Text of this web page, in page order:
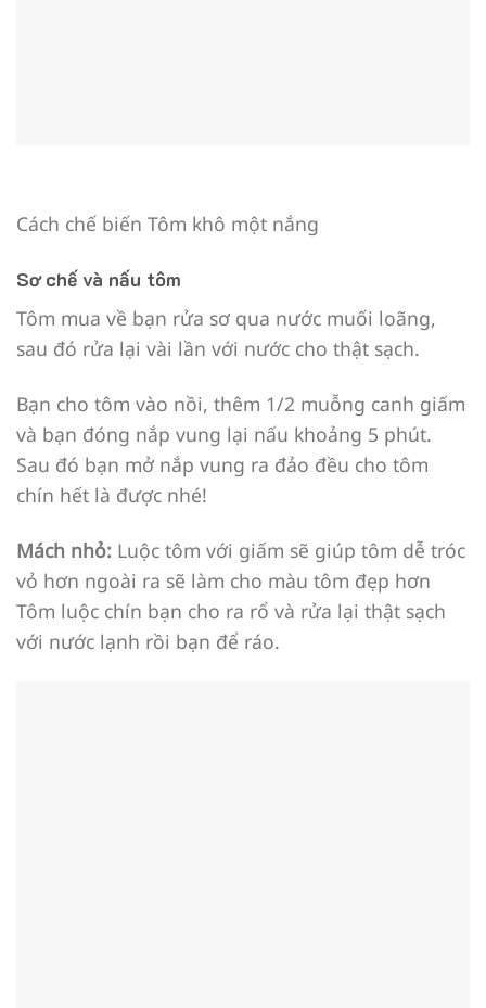
Cách chế biến Tôm khô một nắng
Sơ chế và nấu tôm
Tôm mua về bạn rửa sơ qua nước muối loãng,
sau đó rửa lại vài lần với nước cho thật sạch.
Bạn cho tôm vào nồi, thêm 1/2 muỗng canh giấm
và bạn đóng nắp vung lại nấu khoảng 5 phút.
Sau đó bạn mở nắp vung ra đảo đều cho tôm
chín hết là được nhé!
Mách nhỏ: Luộc tôm với giấm sẽ giúp tôm dễ tróc
vỏ hơn ngoài ra sẽ làm cho màu tôm đẹp hơn
Tôm luộc chín bạn cho ra rổ và rửa lại thật sạch
với nước lạnh rồi bạn để ráo.